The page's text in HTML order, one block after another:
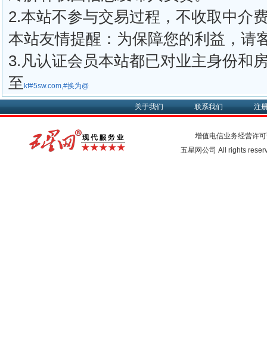
2.本站不参与交易过程，不收取中介
本站友情提醒：为保障您的利益，请
3.凡认证会员本站都已对业主身份和
至 kf#5sw.com,#换为@
关于我们 联系我们 注
增值电信业务经营许
五星网公司 All rights